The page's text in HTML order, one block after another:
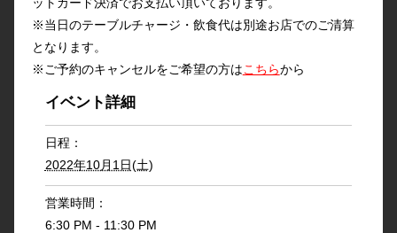
※当日のテーブルチャージ・飲食代は別途お店でのご清算
となります。
※ご予約のキャンセルをご希望の方はこちらから
イベント詳細
日程：
2022年10月1日(土)
営業時間：
6:30 PM - 11:30 PM